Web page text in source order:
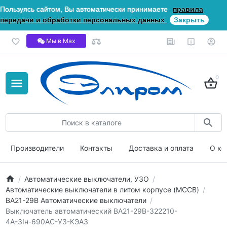
Пользуясь сайтом, Вы автоматически принимаете
правила
передачи и обработки персональных данных
Закрыть
Мы в Мах
0
Производители Контакты Доставка и оплата О
Автоматические выключатели, УЗО
Автоматические выключатели в литом корпусе (MCCB)
ВА21-29В Автоматические выключатели
Выключатель автоматический ВА21-29В-322210-
4А-3Iн-690AC-У3-КЭАЗ